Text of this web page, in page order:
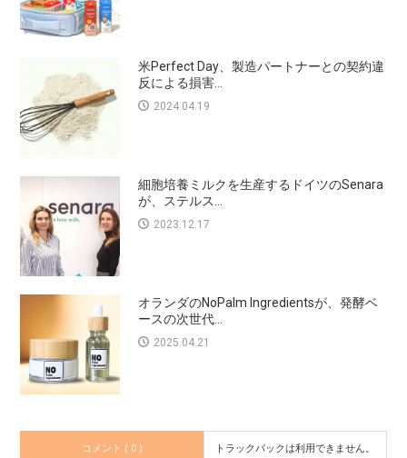
米Perfect Day、製造パートナーとの契約違
反による損害...
2024.04.19
細胞培養ミルクを生産するドイツのSenara
が、ステルス...
2023.12.17
オランダのNoPalm Ingredientsが、発酵ベ
ースの次世代...
2025.04.21
コメント ( 0 ) トラックバックは利用できません。